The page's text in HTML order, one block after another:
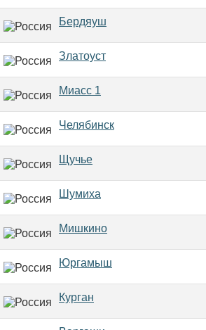
Бердяуш
Златоуст
Миасс 1
Челябинск
Щучье
Шумиха
Мишкино
Юргамыш
Курган